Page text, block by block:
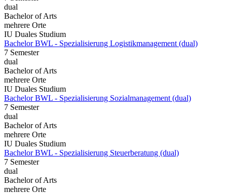
dual
Bachelor of Arts
mehrere Orte
IU Duales Studium
Bachelor BWL - Spezialisierung Logistikmanagement (dual)
7 Semester
dual
Bachelor of Arts
mehrere Orte
IU Duales Studium
Bachelor BWL - Spezialisierung Sozialmanagement (dual)
7 Semester
dual
Bachelor of Arts
mehrere Orte
IU Duales Studium
Bachelor BWL - Spezialisierung Steuerberatung (dual)
7 Semester
dual
Bachelor of Arts
mehrere Orte